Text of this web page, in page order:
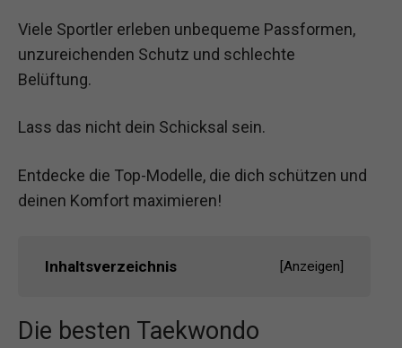
Viele Sportler erleben unbequeme Passformen,
unzureichenden Schutz und schlechte
Belüftung.
Lass das nicht dein Schicksal sein.
Entdecke die Top-Modelle, die dich schützen und
deinen Komfort maximieren!
Inhaltsverzeichnis [Anzeigen]
Die besten Taekwondo